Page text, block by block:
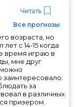
Читать
Все прогнозы
возраста, но
с 14-15 когда
время играю в
мне друг
можно
заинтересовало.
за
в различных
призером.